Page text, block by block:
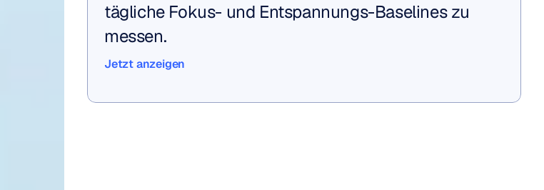
tägliche Fokus- und Entspannungs-Baselines zu
messen.
Jetzt anzeigen